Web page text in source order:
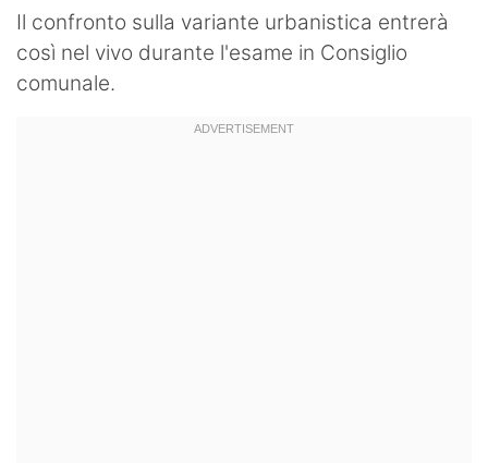
Il confronto sulla variante urbanistica entrerà
così nel vivo durante l'esame in Consiglio
comunale.